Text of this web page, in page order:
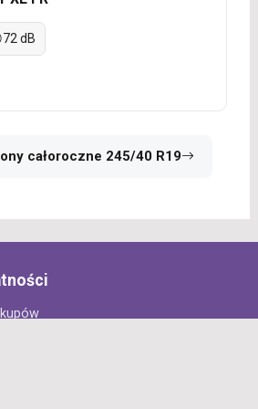
72 dB
całoroczne 245/40 R19